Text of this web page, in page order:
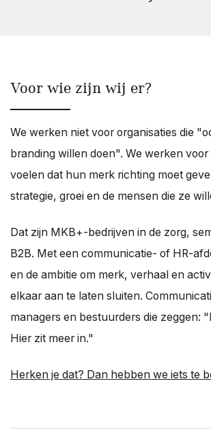
Voor wie zijn wij er?
We werken niet voor organisaties die
branding willen doen". We werken voor
voelen dat hun merk richting moet
strategie, groei en de mensen die ze
Dat zijn MKB+-bedrijven in de zorg,
B2B. Met een communicatie- of HR-
en de ambitie om merk, verhaal en
elkaar aan te laten sluiten.
managers en bestuurders die zeggen:
Hier zit meer in."
Herken je dat? Dan hebben we iets te